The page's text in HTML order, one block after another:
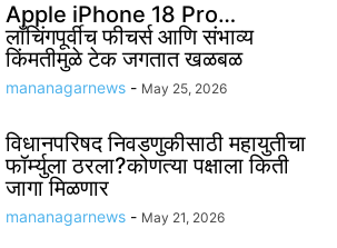
Apple iPhone 18 Pro…
लाँचिंगपूर्वीच फीचर्स आणि संभाव्य
किंमतीमुळे टेक जगतात खळबळ
mananagarnews - May 25, 2026
विधानपरिषद निवडणुकीसाठी महायुतीचा
फॉर्म्युला ठरला?कोणत्या पक्षाला किती
जागा मिळणार
mananagarnews - May 21, 2026